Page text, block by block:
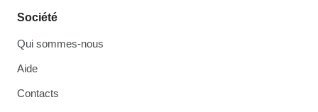
Société
Qui sommes-nous
Aide
Contacts